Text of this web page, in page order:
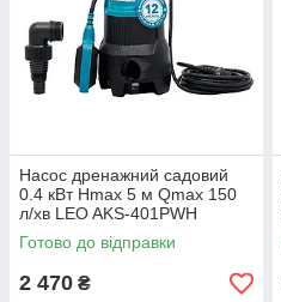
Насос дренажний садовий
0.4 кВт Hmax 5 м Qmax 150
л/хв LEO AKS-401PWH
(773246)
Готово до відправки
2 470 ₴